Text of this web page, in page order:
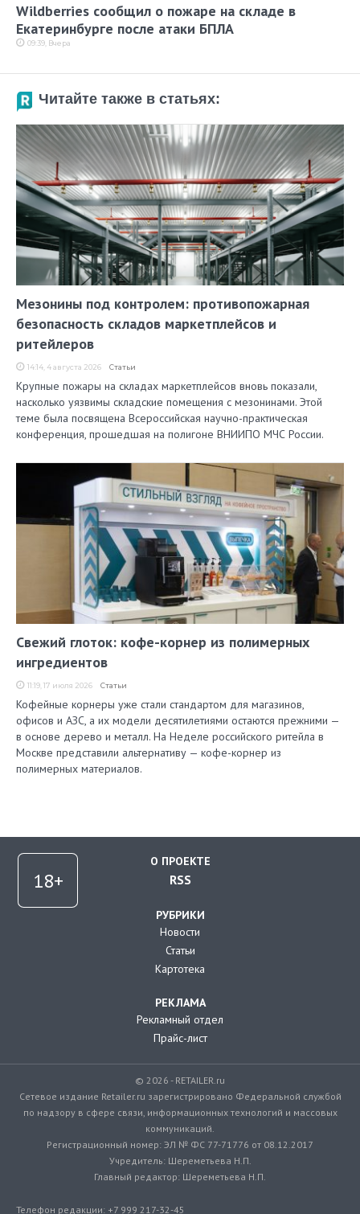
Wildberries сообщил о пожаре на складе в
Екатеринбурге после атаки БПЛА
09:39, Вчера
Читайте также в статьях:
Мезонины под контролем: противопожарная
безопасность складов маркетплейсов и
ритейлеров
14:14, 4 августа 2026 Статьи
Крупные пожары на складах маркетплейсов вновь показали,
насколько уязвимы складские помещения с мезонинами. Этой
теме была посвящена Всероссийская научно-практическая
конференция, прошедшая на полигоне ВНИИПО МЧС России.
Свежий глоток: кофе-корнер из полимерных
ингредиентов
11:19, 17 июля 2026 Статьи
Кофейные корнеры уже стали стандартом для магазинов,
офисов и АЗС, а их модели десятилетиями остаются прежними —
в основе дерево и металл. На Неделе российского ритейла в
Москве представили альтернативу — кофе-корнер из
полимерных материалов.
О ПРОЕКТЕ
RSS
РУБРИКИ
Новости
Статьи
Картотека
РЕКЛАМА
Рекламный отдел
Прайс-лист
© 2026 - RETAILER.ru
Сетевое издание Retailer.ru зарегистрировано Федеральной службой
по надзору в сфере связи, информационных технологий и массовых
коммуникаций.
Регистрационный номер: ЭЛ № ФС 77-71776 от 08.12.2017
Учредитель: Шереметьева Н.П.
Главный редактор: Шереметьева Н.П.
Телефон редакции: +7 999 217-32-45